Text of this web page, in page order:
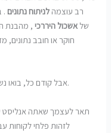
רב עוצמה לניתוח נתונים .
שלאשכול היררכי, מהבנת
חוקר או חובב נתונים,
אבל קודם כל, בואו נשים את הבמה עם סיפור שאפשר להתייחס אליו.
תאר לעצמך שאתה אנליסט
לזהות פלחי לקוחות